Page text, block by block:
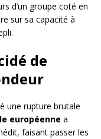
d’un groupe coté en
sur sa capacité à
de
une rupture brutale
européenne a
faisant passer les